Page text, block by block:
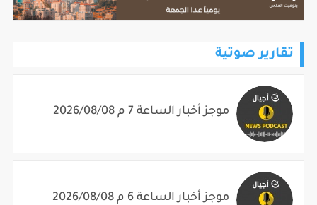
تقارير صوتية
موجز أخبار الساعة 7 م 2026/08/08
موجز أخبار الساعة 6 م 2026/08/08